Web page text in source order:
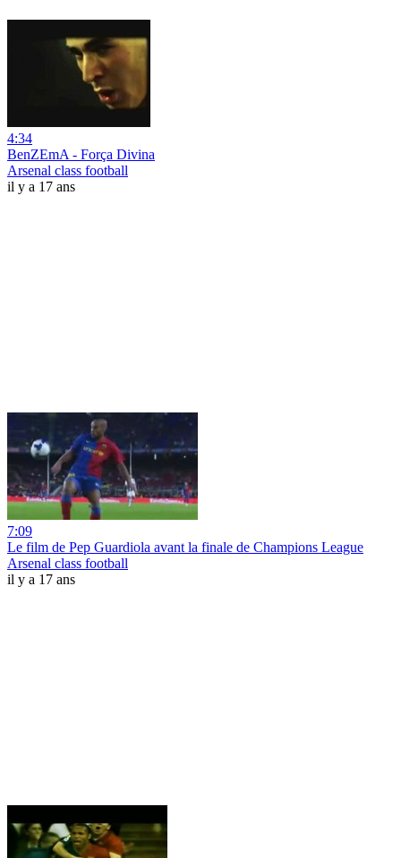
4:34
BenZEmA - Força Divina
Arsenal class football
il y a 17 ans
7:09
Le film de Pep Guardiola avant la finale de Champions League
Arsenal class football
il y a 17 ans